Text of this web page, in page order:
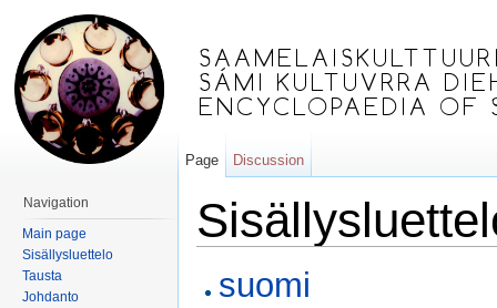
suomi
Page Discussion
Navigation
Main page
Sisällysluettelo
Tausta
Johdanto